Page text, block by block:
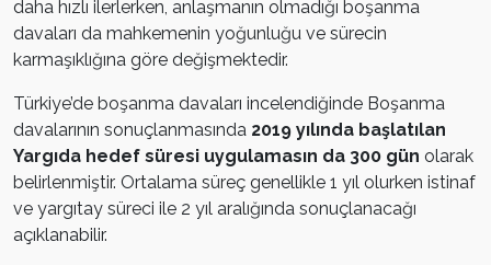
daha hızlı ilerlerken, anlaşmanın olmadığı boşanma
davaları da mahkemenin yoğunluğu ve sürecin
karmaşıklığına göre değişmektedir.
Türkiye’de boşanma davaları incelendiğinde Boşanma
davalarının sonuçlanmasında 2019 yılında başlatılan
Yargıda hedef süresi uygulamasın da 300 gün olarak
belirlenmiştir. Ortalama süreç genellikle 1 yıl olurken istinaf
ve yargıtay süreci ile 2 yıl aralığında sonuçlanacağı
açıklanabilir.